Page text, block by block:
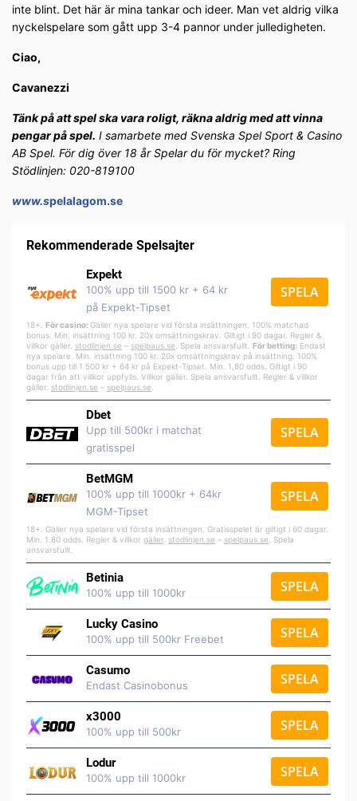
inte blint. Det här är mina tankar och ideer. Man vet aldrig vilka
nyckelspelare som gått upp 3-4 pannor under julledigheten.
Ciao,
Cavanezzi
Tänk på att spel ska vara roligt, räkna aldrig med att vinna
pengar på spel. I samarbete med Svenska Spel Sport & Casino
AB Spel. För dig över 18 år Spelar du för mycket? Ring
Stödlinjen: 020-819100
www.spelalagom.se
Rekommenderade Spelsajter
Expekt
100% upp till 1500 kr + 64 kr
på Expekt-Tipset
SPELA
18+. För casino: Gäller nya spelare vid första insättningen. 100% matchad
bonus. Min. insättning 100 kr. 20x omsättningskrav. Giltigt i 90 dagar. Regler &
villkor gäller. stodlinjen.se – spelpaus.se . Spela ansvarsfullt. För betting: Endast
nya spelare. Min. insättning 100 kr. 20x omsättningskrav på insättning. 100%
bonus upp till 1 500 kr + 64 kr på Expekt-Tipset. Min. 1,80 odds. Giltigt i 90
dagar från att villkor uppfylls. Villkor gäller. Spela ansvarsfullt. Regler & villkor
gäller. stodlinjen.se – spelpaus.se
Dbet
Upp till 500kr i matchat
gratisspel
SPELA
BetMGM
100% upp till 1000kr + 64kr
MGM-Tipset
SPELA
18+. Gäller nya spelare vid första insättningen. Gratisspelet är giltigt i 60 dagar.
Min. 1.80 odds. Regler & villkor gäller stodlinjen.se – spelpaus.se . Spela
ansvarsfullt.
Betinia
100% upp till 1000kr SPELA
Lucky Casino
100% upp till 500kr Freebet SPELA
Casumo
Endast Casinobonus SPELA
x3000
100% upp till 500kr SPELA
Lodur
100% upp till 1000kr SPELA